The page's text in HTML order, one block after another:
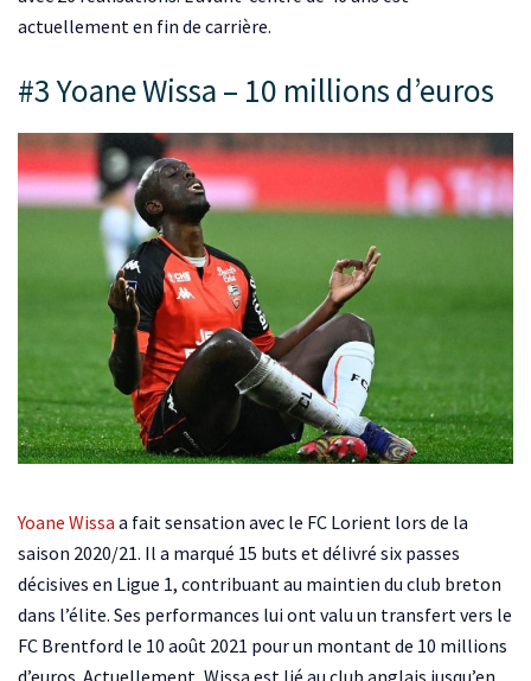
actuellement en fin de carrière.
#3 Yoane Wissa – 10 millions d’euros
Yoane Wissa a fait sensation avec le FC Lorient lors de la
saison 2020/21. Il a marqué 15 buts et délivré six passes
décisives en Ligue 1, contribuant au maintien du club breton
dans l’élite. Ses performances lui ont valu un transfert vers le
FC Brentford le 10 août 2021 pour un montant de 10 millions